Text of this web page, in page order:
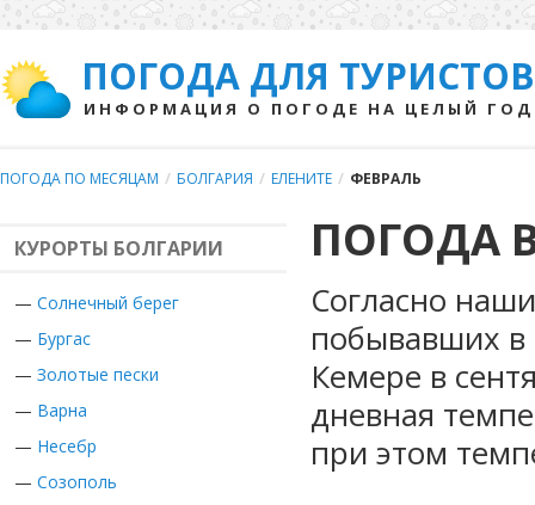
ПОГОДА ДЛЯ ТУРИСТОВ
ИНФОРМАЦИЯ О ПОГОДЕ НА ЦЕЛЫЙ ГОД
ПОГОДА ПО МЕСЯЦАМ / БОЛГАРИЯ / ЕЛЕНИТЕ / ФЕВРАЛЬ
КУРОРТЫ БОЛГАРИИ
— Солнечный берег
— Бургас
— Золотые пески
— Варна
— Несебр
— Созополь
ПОГОДА
Согласно
побывавших в
Кемере в
дневная
при этом